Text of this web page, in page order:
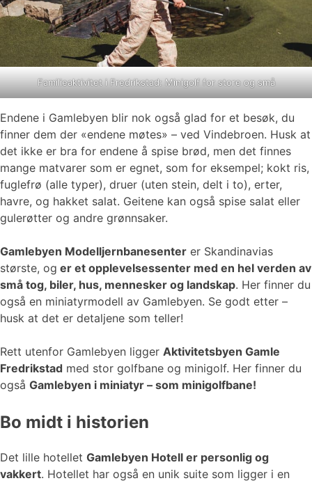
Familieaktivitet i Fredrikstad: Minigolf for store og små
Endene i Gamlebyen blir nok også glad for et besøk, du
finner dem der «endene møtes» – ved Vindebroen. Husk at
det ikke er bra for endene å spise brød, men det finnes
mange matvarer som er egnet, som for eksempel; kokt ris,
fuglefrø (alle typer), druer (uten stein, delt i to), erter,
havre, og hakket salat. Geitene kan også spise salat eller
gulerøtter og andre grønnsaker.
Gamlebyen Modelljernbanesenter er Skandinavias
største, og er et opplevelsessenter med en hel verden av
små tog, biler, hus, mennesker og landskap. Her finner du
også en miniatyrmodell av Gamlebyen. Se godt etter –
husk at det er detaljene som teller!
Rett utenfor Gamlebyen ligger Aktivitetsbyen Gamle
Fredrikstad med stor golfbane og minigolf. Her finner du
også Gamlebyen i miniatyr – som minigolfbane!
Bo midt i historien
Det lille hotellet Gamlebyen Hotell er personlig og
vakkert. Hotellet har også en unik suite som ligger i en